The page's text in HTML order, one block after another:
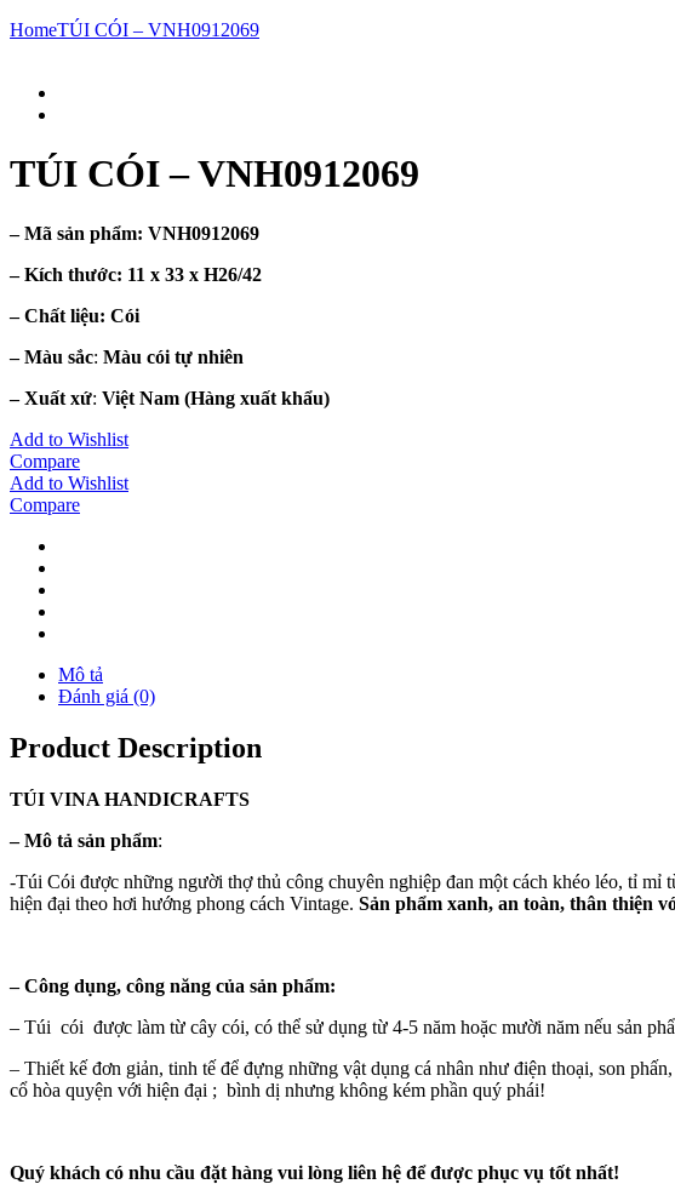
HomeTÚI CÓI – VNH0912069
TÚI CÓI – VNH0912069
– Mã sản phẩm: VNH0912069
– Kích thước: 11 x 33 x H26/42
– Chất liệu: Cói
– Màu sắc: Màu cói tự nhiên
– Xuất xứ: Việt Nam (Hàng xuất khẩu)
Add to Wishlist
Compare
Add to Wishlist
Compare
Mô tả
Đánh giá (0)
Product Description
TÚI VINA HANDICRAFTS
–Mô tả sản phẩm:
-Túi Cói được những người thợ thủ công chuyên nghiệp đan một cách khéo léo, tỉ
hiện đại theo hơi hướng phong cách Vintage. Sản phẩm xanh, an toàn, thân thiện
–Công dụng, công năng của sản phẩm:
– Túi cói được làm từ cây cói, có thể sử dụng từ 4-5 năm hoặc mười năm nếu sản
– Thiết kế đơn giản, tinh tế để đựng những vật dụng cá nhân như điện thoại, son
cổ hòa quyện với hiện đại ; bình dị nhưng không kém phần quý phái!
Quý khách có nhu cầu đặt hàng vui lòng liên hệ để được phục vụ tốt nhất!